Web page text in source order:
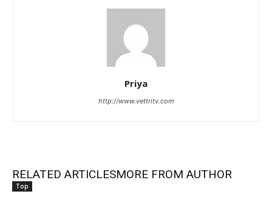
Priya
http://www.vettritv.com
RELATED ARTICLESMORE FROM AUTHOR
Top